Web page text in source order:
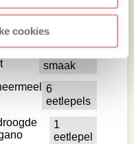
cookies
1
theelepel
en
smaak
6
eetlepels
1
eetlepel